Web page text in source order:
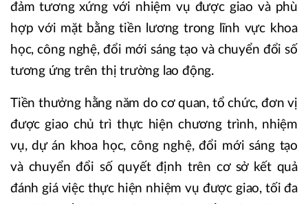
đảm tương xứng với nhiệm vụ được giao và phù
hợp với mặt bằng tiền lương trong lĩnh vực khoa
học, công nghệ, đổi mới sáng tạo và chuyển đổi số
tương ứng trên thị trường lao động.
Tiền thưởng hằng năm do cơ quan, tổ chức, đơn vị
được giao chủ trì thực hiện chương trình, nhiệm
vụ, dự án khoa học, công nghệ, đổi mới sáng tạo
và chuyển đổi số quyết định trên cơ sở kết quả
đánh giá việc thực hiện nhiệm vụ được giao, tối đa